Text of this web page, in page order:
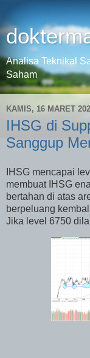
Analisa Teknikal
Saham
KAMIS, 16 MARET
IHSG di
Sanggup
IHSG mencapai
membuat IHSG
bertahan di atas
berpeluang
Jika level 6750